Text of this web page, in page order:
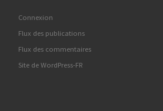
Connexion
Flux des publications
Flux des commentaires
Site de WordPress-FR